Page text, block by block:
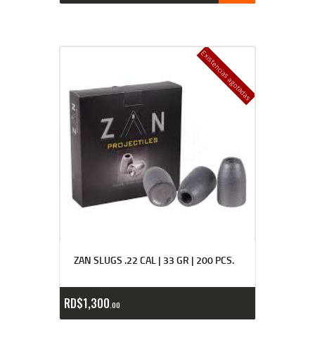
Existencias agotadas
ZAN SLUGS .22 CAL | 33 GR | 200 PCS.
RD$1,300 00